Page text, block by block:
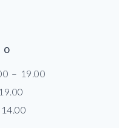
– 19.00